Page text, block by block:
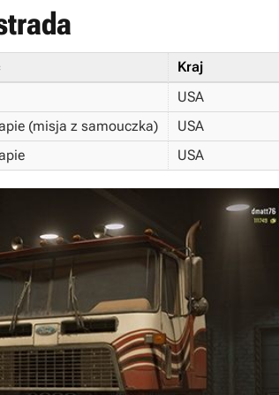
Kraj
USA
(misja z samouczka)
USA
USA